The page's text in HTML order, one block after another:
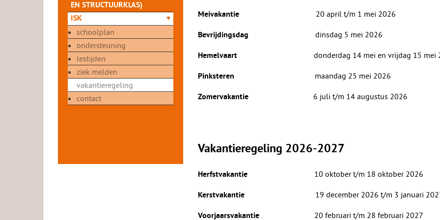
EN STRUCTUURKLAS)
ISK
schoolplan
ondersteuning
lestijden
ziek melden
vakantieregeling
contact
Meivakantie 20 april t/m 1 mei 2026
Bevrijdingsdag dinsdag 5 mei 2026
Hemelvaart donderdag 14 mei en vrijdag 15 mei
Pinksteren maandag 25 mei 2026
Zomervakantie 6 juli t/m 14 augustus 2026
Vakantieregeling 2026-2027
Herfstvakantie 10 oktober t/m 18 oktober 2026
Kerstvakantie 19 december 2026 t/m 3 januari
Voorjaarsvakantie 20 februari t/m 28 februari 2027